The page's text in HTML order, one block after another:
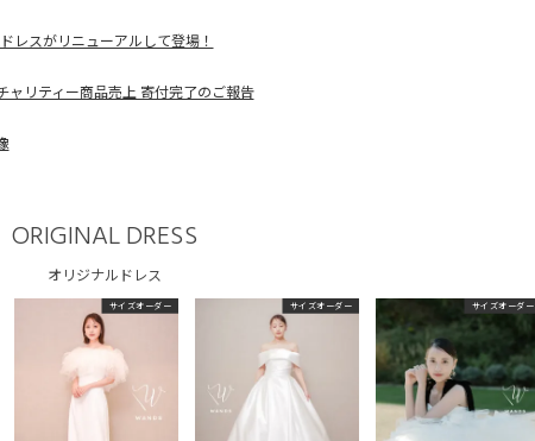
レスがリニューアルして登場！
ャリティー商品売上 寄付完了のご報告
ORIGINAL DRESS
オリジナルドレス
サイズオーダー サイズオーダー サイズオーダー